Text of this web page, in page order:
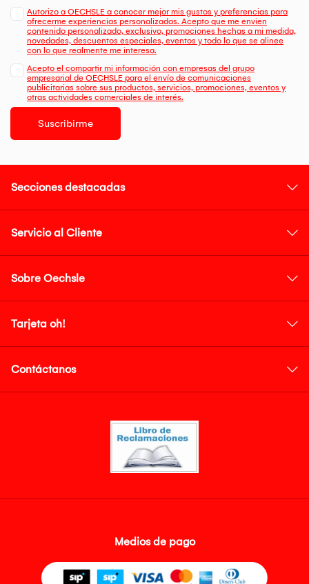
Autorizo a OECHSLE a conocer mejor mis gustos y preferencias para
ofrecerme experiencias personalizadas. Acepto que me envien
contenido personalizado, exclusivo, promociones hechas a mi medida,
novedades, descuentos especiales, eventos y todo lo que se alinee
con lo que realmente me interesa.
Acepto el compartir mi información con empresas del grupo
empresarial de OECHSLE para el envío de comunicaciones
publicitarias sobre sus productos, servicios, promociones, eventos y
otras actividades comerciales de interés.
Suscribirme
Secciones destacadas
Servicio al Cliente
Sobre Oechsle
Tarjeta oh!
Contáctanos
Medios de pago